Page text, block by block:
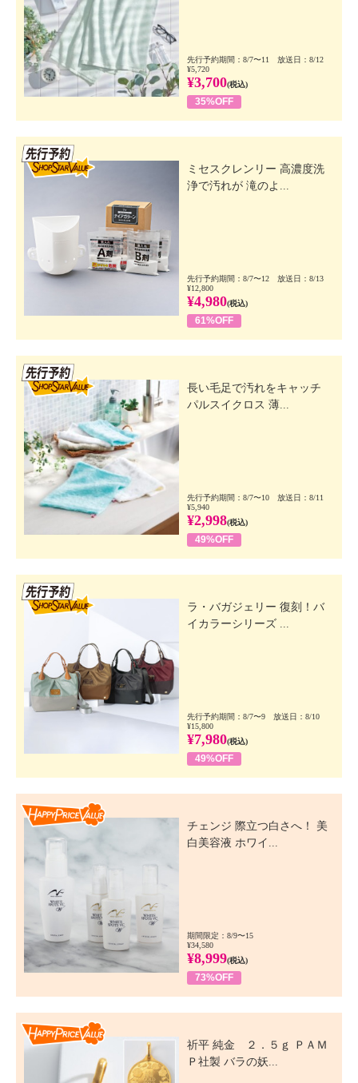
先行予約期間：8/7〜11 放送日：8/12
¥5,720
¥3,700(税込)
35%OFF
ミセスクレンリー 高濃度洗
浄で汚れが 滝のよ...
先行予約期間：8/7〜12 放送日：8/13
¥12,800
¥4,980(税込)
61%OFF
長い毛足で汚れをキャッチ
パルスイクロス 薄...
先行予約期間：8/7〜10 放送日：8/11
¥5,940
¥2,998(税込)
49%OFF
ラ・バガジェリー 復刻！バ
イカラーシリーズ ...
先行予約期間：8/7〜9 放送日：8/10
¥15,800
¥7,980(税込)
49%OFF
チェンジ 際立つ白さへ！ 美
白美容液 ホワイ...
期間限定：8/9〜15
¥34,580
¥8,999(税込)
73%OFF
祈平 純金 ２．５ｇ ＰＡＭ
Ｐ社製 バラの妖...